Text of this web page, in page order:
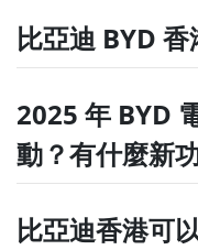
比亞迪 BYD
2025 年 BYD
動？有什麼新
比亞迪香港可